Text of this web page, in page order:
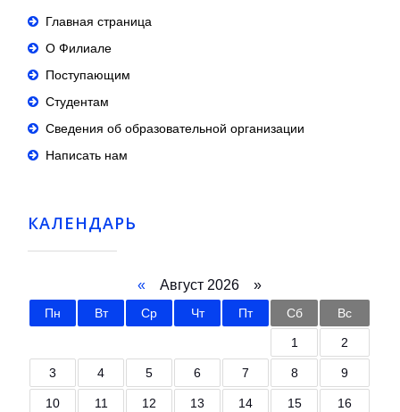
Главная страница
О Филиале
Поступающим
Студентам
Сведения об образовательной организации
Написать нам
КАЛЕНДАРЬ
« Август 2026 »
Пн Вт Ср Чт Пт Сб Вс
1 2
3 4 5 6 7 8 9
10 11 12 13 14 15 16